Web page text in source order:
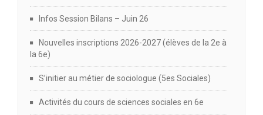
Infos Session Bilans – Juin 26
Nouvelles inscriptions 2026-2027 (élèves de la 2e à
la 6e)
S’initier au métier de sociologue (5es Sociales)
Activités du cours de sciences sociales en 6e